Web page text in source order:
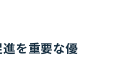
を重要な優